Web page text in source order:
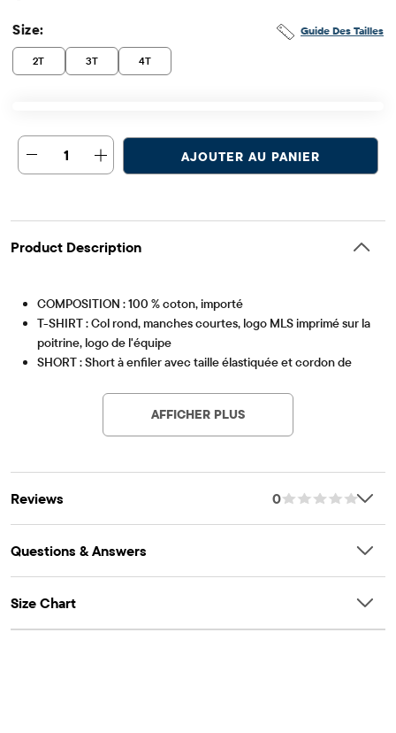
Guide Des Tailles
Size:
2T 3T 4T
1 AJOUTER AU PANIER
Product Description
COMPOSITION : 100 % coton, importé
T-SHIRT : Col rond, manches courtes, logo MLS imprimé sur la
poitrine, logo de l'équipe
SHORT : Short à enfiler avec taille élastiquée et cordon de
AFFICHER PLUS
Reviews 0
Questions & Answers
Size Chart